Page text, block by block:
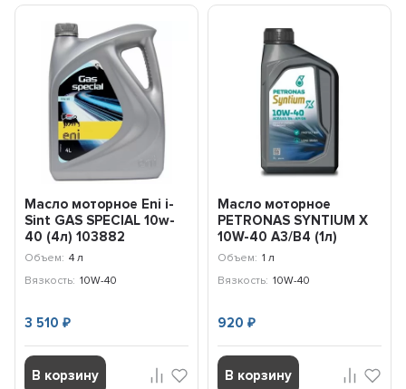
Масло моторное Eni i-
Sint GAS SPECIAL 10w-
40 (4л) 103882
Объем: 4 л
Вязкость: 10W-40
3 510₽
В корзину
Масло моторное
PETRONAS SYNTIUM X
10W-40 A3/B4 (1л)
70984E18EU
Объем: 1 л
Вязкость: 10W-40
920 ₽
В корзину